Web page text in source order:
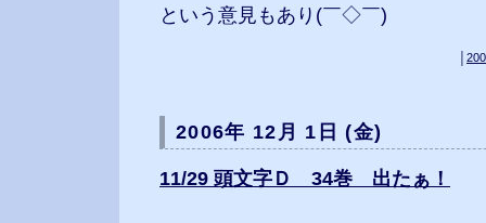
という意見もあり(￣◇￣)
2006年 12月 1日 (金)
11/29 頭文字Ｄ 34巻 出たぁ！